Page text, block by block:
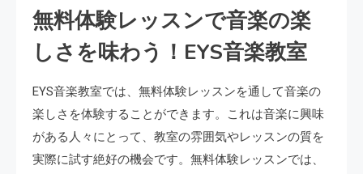
無料体験レッスンで音楽の楽
しさを味わう！EYS音楽教室
EYS音楽教室では、無料体験レッスンを通して音楽の
楽しさを体験することができます。これは音楽に興味
がある人々にとって、教室の雰囲気やレッスンの質を
実際に試す絶好の機会です。無料体験レッスンでは、